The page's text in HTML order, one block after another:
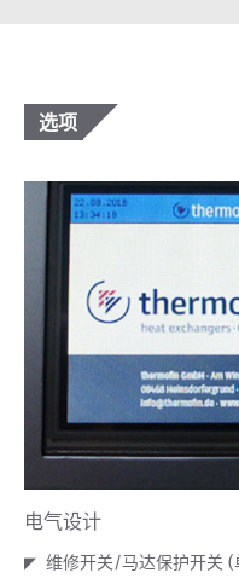
选项
电气设计
维修开关/马达保护开关